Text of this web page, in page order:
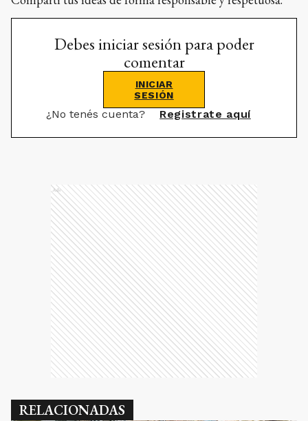
Debes iniciar sesión para poder
comentar
INICIAR
SESIÓN
¿No tenés cuenta? Registrate aquí
Ads
RELACIONADAS